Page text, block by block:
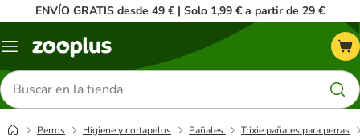
ENVÍO GRATIS desde 49 € | Solo 1,99 € a partir de 29 €
Menú
Buscar
productos
Perros Higiene y cortapelos Pañales Trixie pañales para perras